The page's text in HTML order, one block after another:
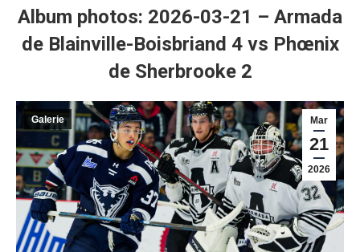
Album photos: 2026-03-21 – Armada
de Blainville-Boisbriand 4 vs Phœnix
de Sherbrooke 2
Mar
21
2026
Galerie